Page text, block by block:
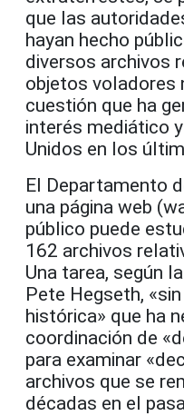
que las
hayan hecho
diversos archivos
objetos voladores
cuestión que ha
interés mediático
Unidos en los
El Departamento
una página web
público puede
162 archivos
Una tarea, según
Pete Hegseth,
histórica» que ha
coordinación de
para examinar
archivos que se
décadas en el